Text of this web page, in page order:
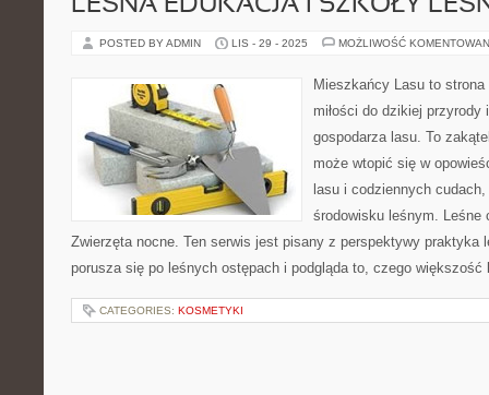
LEŚNA EDUKACJA I SZKOŁY
POSTED BY ADMIN LIS - 29 - 2025 MOŻLIWOŚĆ
Mieszkańcy Lasu to
miłości do dzikiej przyrody
gospodarza lasu. To
może wtopić się w
lasu i codziennych
środowisku leśnym. Leśne
Zwierzęta nocne. Ten serwis jest pisany z perspektywy praktyka
porusza się po leśnych ostępach i podgląda to, czego
CATEGORIES: KOSMETYKI